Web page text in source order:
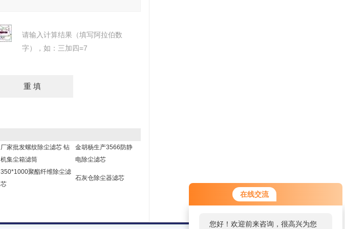
在线交流
您好！欢迎前来咨询，很高兴为您
请输入计算结果（填写阿拉伯数
字），如：三加四=7
厂家批发螺纹除尘滤芯 钻
机集尘箱滤筒
金胡杨生产3566防静
电除尘滤芯
350*1000聚酯纤维除尘滤
芯
石灰仓除尘器滤芯